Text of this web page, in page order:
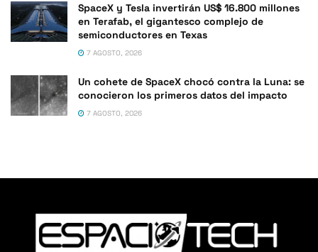
SpaceX y Tesla invertirán US$ 16.800 millones
en Terafab, el gigantesco complejo de
semiconductores en Texas
7 AGOSTO, 2026
Un cohete de SpaceX chocó contra la Luna: se
conocieron los primeros datos del impacto
7 AGOSTO, 2026